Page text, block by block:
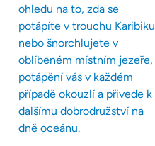
ohledu na to, zda se
potápíte v trouchu Karibiku
nebo šnorchlujete v
oblíbeném místním jezeře,
potápění vás v každém
případě okouzlí a přivede k
dalšímu dobrodružství na
dně oceánu.